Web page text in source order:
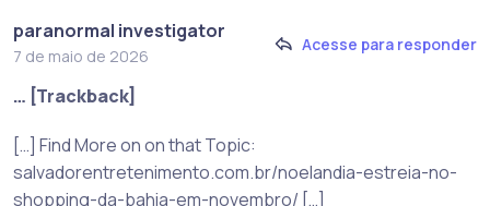
paranormal investigator
7 de maio de 2026
Acesse para responder
… [Trackback]
[…] Find More on on that Topic:
salvadorentretenimento.com.br/noelandia-estreia-no-
shopping-da-bahia-em-novembro/ […]